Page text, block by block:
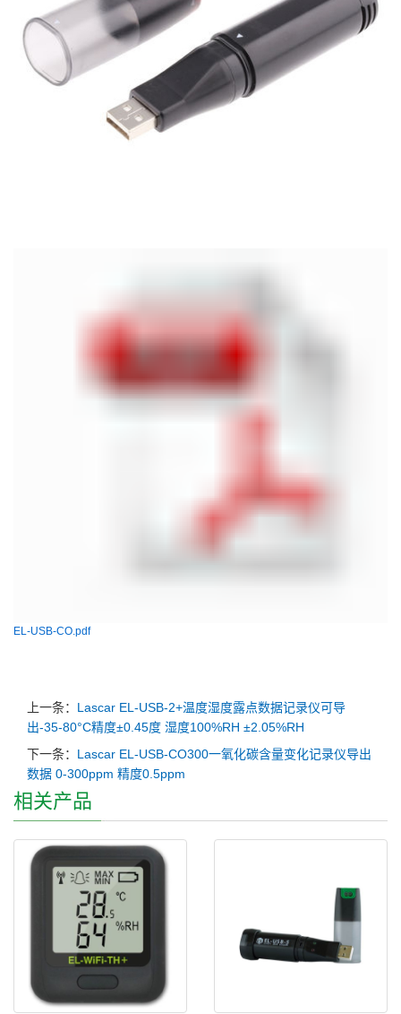
EL-USB-CO.pdf
上一条： Lascar EL-USB-2+温度湿度露点数据记录仪可导
出-35-80°C精度±0.45度 湿度100%RH ±2.05%RH
下一条： Lascar EL-USB-CO300一氧化碳含量变化记录仪导出
数据 0-300ppm 精度0.5ppm
相关产品